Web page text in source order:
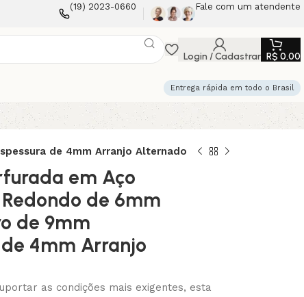
(19) 2023-0660 Fale com um atendente
Login / Cadastrar R$ 0,00
Entrega rápida em todo o Brasil
de 4mm Arranjo Alternado
em Aço
Redondo de 6mm
de 9mm
de 4mm Arranjo
as condições mais exigentes, esta